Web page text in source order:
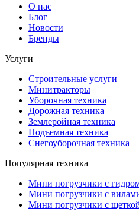
О нас
Блог
Новости
Бренды
Услуги
Строительные услуги
Минитракторы
Уборочная техника
Дорожная техника
Землеройная техника
Подъемная техника
Снегоуборочная техника
Популярная техника
Мини погрузчики с
Мини погрузчики с
Мини погрузчики с